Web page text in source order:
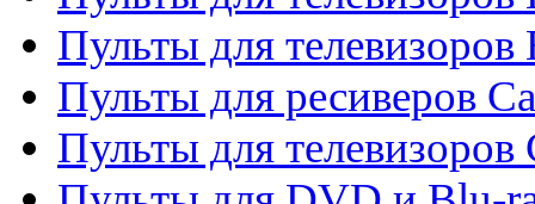
Пульты для телевизоров
Пульты для ресиверов
Пульты для телевизоров